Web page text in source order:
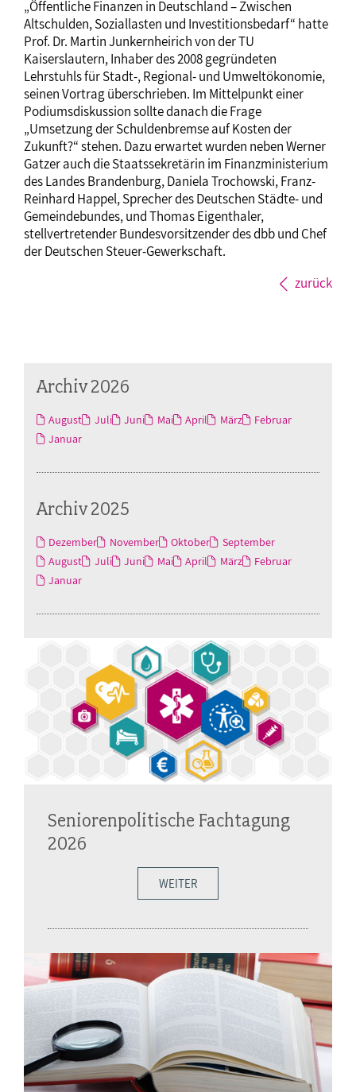
„Öffentliche Finanzen in Deutschland – Zwischen
Altschulden, Soziallasten und Investitionsbedarf“ hatte
Prof. Dr. Martin Junkernheirich von der TU
Kaiserslautern, Inhaber des 2008 gegründeten
Lehrstuhls für Stadt-, Regional- und Umweltökonomie,
seinen Vortrag überschrieben. Im Mittelpunkt einer
Podiumsdiskussion sollte danach die Frage
„Umsetzung der Schuldenbremse auf Kosten der
Zukunft?“ stehen. Dazu erwartet wurden neben Werner
Gatzer auch die Staatssekretärin im Finanzministerium
des Landes Brandenburg, Daniela Trochowski, Franz-
Reinhard Happel, Sprecher des Deutschen Städte- und
Gemeindebundes, und Thomas Eigenthaler,
stellvertretender Bundesvorsitzender des dbb und Chef
der Deutschen Steuer-Gewerkschaft.
zurück
Archiv 2026
August Juli Juni Mai April März
Februar
Januar
Archiv 2025
Dezember November Oktober
September
August
Juli Juni Mai April März
Februar
Januar
Seniorenpolitische Fachtagung
2026
WEITER